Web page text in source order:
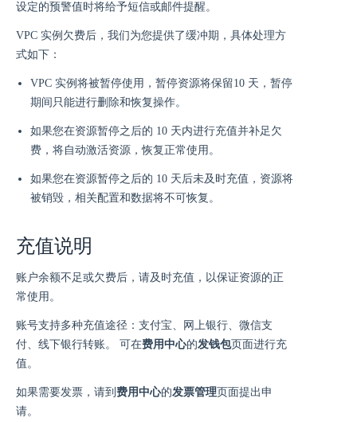
设定的预警值时将给予短信或邮件提醒。
VPC 实例欠费后，我们为您提供了缓冲期，具体处理方
式如下：
VPC 实例将被暂停使用，暂停资源将保留10 天，暂停
期间只能进行删除和恢复操作。
如果您在资源暂停之后的 10 天内进行充值并补足欠
费，将自动激活资源，恢复正常使用。
如果您在资源暂停之后的 10 天后未及时充值，资源将
被销毁，相关配置和数据将不可恢复。
充值说明
账户余额不足或欠费后，请及时充值，以保证资源的正
常使用。
账号支持多种充值途径：支付宝、网上银行、微信支
付、线下银行转账。 可在费用中心的发钱包页面进行充
值。
如果需要发票，请到 费用中心的发票管理页面提出申
请。